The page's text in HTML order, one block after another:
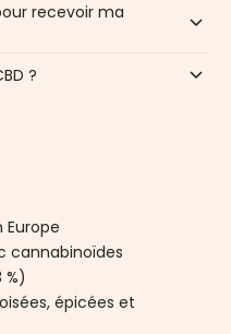
recevoir ma
?
cannabinoïdes
%)
épicées et